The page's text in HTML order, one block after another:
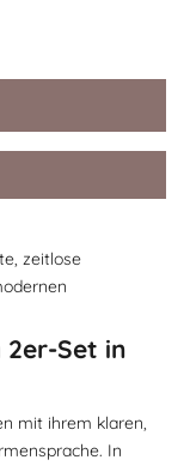
zeitlose
2er-Set in
mit ihrem klaren,
In